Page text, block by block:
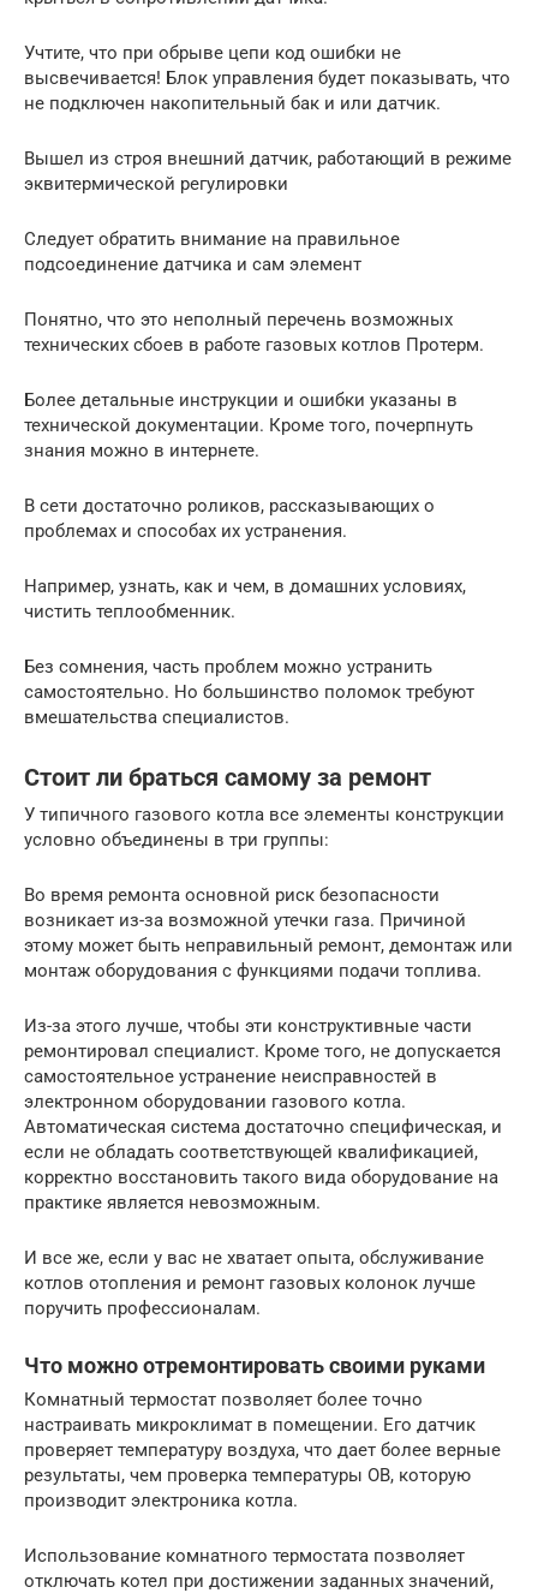
Учтите, что при обрыве цепи код ошибки не
высвечивается! Блок управления будет показывать, что
не подключен накопительный бак и или датчик.
Вышел из строя внешний датчик, работающий в режиме
эквитермической регулировки
Следует обратить внимание на правильное
подсоединение датчика и сам элемент
Понятно, что это неполный перечень возможных
технических сбоев в работе газовых котлов Протерм.
Более детальные инструкции и ошибки указаны в
технической документации. Кроме того, почерпнуть
знания можно в интернете.
В сети достаточно роликов, рассказывающих о
проблемах и способах их устранения.
Например, узнать, как и чем, в домашних условиях,
чистить теплообменник.
Без сомнения, часть проблем можно устранить
самостоятельно. Но большинство поломок требуют
вмешательства специалистов.
Стоит ли браться самому за ремонт
У типичного газового котла все элементы конструкции
условно объединены в три группы:
Во время ремонта основной риск безопасности
возникает из-за возможной утечки газа. Причиной
этому может быть неправильный ремонт, демонтаж или
монтаж оборудования с функциями подачи топлива.
Из-за этого лучше, чтобы эти конструктивные части
ремонтировал специалист. Кроме того, не допускается
самостоятельное устранение неисправностей в
электронном оборудовании газового котла.
Автоматическая система достаточно специфическая, и
если не обладать соответствующей квалификацией,
корректно восстановить такого вида оборудование на
практике является невозможным.
И все же, если у вас не хватает опыта, обслуживание
котлов отопления и ремонт газовых колонок лучше
поручить профессионалам.
Что можно отремонтировать своими руками
Комнатный термостат позволяет более точно
настраивать микроклимат в помещении. Его датчик
проверяет температуру воздуха, что дает более верные
результаты, чем проверка температуры ОВ, которую
производит электроника котла.
Использование комнатного термостата позволяет
отключать котел при достижении заданных значений,